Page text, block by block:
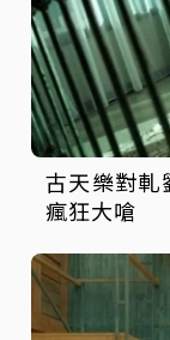
古天樂對軋
瘋狂大嗆